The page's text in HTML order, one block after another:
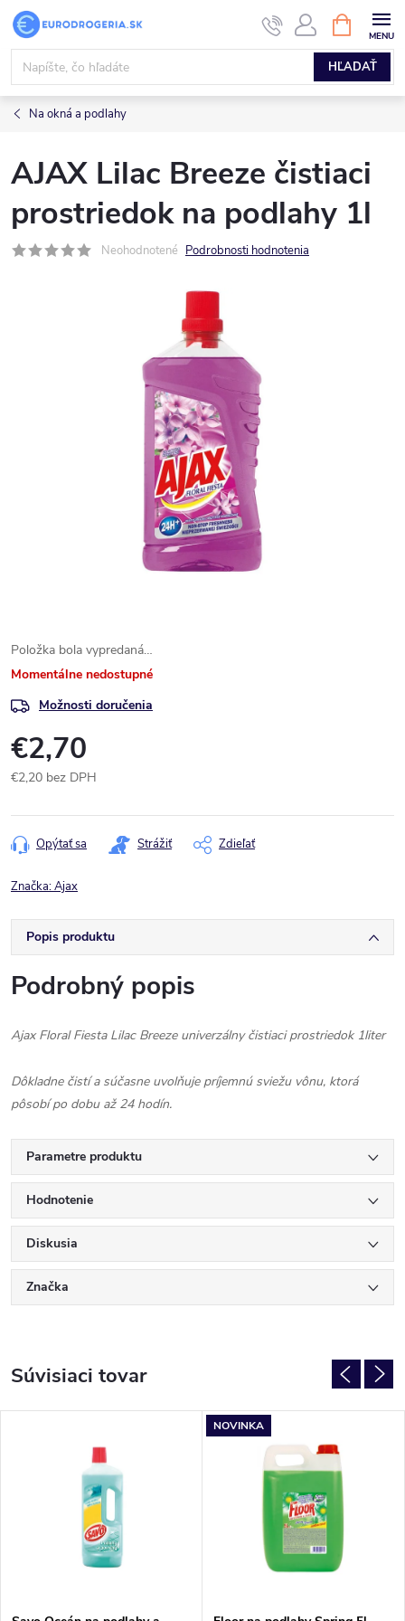
Prejsť
obsah
HĽADAŤ
KOŠÍK
Na okná a podlahy
AJAX Lilac Breeze čistiaci
prostriedok na podlahy 1l
Neohodnotené Podrobnosti hodnotenia
Položka bola vypredaná…
Momentálne nedostupné
Možnosti doručenia
€2,70
€2,20 bez DPH
cena:
Opýtať sa Strážiť Zdieľať
Značka:Ajax
Popis produktu
Podrobný popis
Ajax Floral Fiesta Lilac Breeze univerzálny čistiaci prostriedok 1liter
Dôkladne čistí a súčasne uvolňuje príjemnú sviežu vônu, ktorá
pôsobí po dobu až 24 hodín.
Parametre produktu
Hodnotenie
Diskusia
Značka
Súvisiaci tovar
NOVINKA